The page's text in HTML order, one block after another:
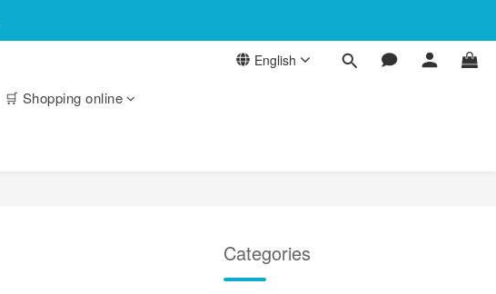
English
🛒 Shopping online
Categories